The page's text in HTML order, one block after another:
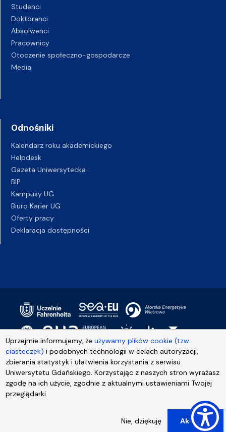
Uprzejmie informujemy, żeużywamy plików cookie (tzw.
ciasteczek) i podobnych technologii w celach autoryzacji,
zbierania statystyk i ułatwienia korzystania z serwisu
Uniwersytetu Gdańskiego. Korzystając z naszych stron wyrażasz
zgodę na ich użycie, zgodnie z aktualnymi ustawieniami Twojej
przeglądarki.
Nie, dziękuję Akceptuj
Studenci
Doktoranci
Absolwenci
Pracownicy
Otoczenie społeczno-gospodarcze
Media
Odnośniki
Kalendarz roku akademickiego
Helpdesk
Gazeta Uniwersytecka
BIP
Kampusy UG
Biuro Karier UG
Oferty pracy
Deklaracja dostępności